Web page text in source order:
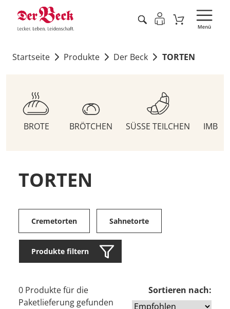
Startseite Produkte Der Beck TORTEN
BROTE BRÖTCHEN SÜSSE TEILCHEN
TORTEN
Cremetorten Sahnetorte
Produkte filtern
0 Produkte für die
Paketlieferung gefunden
Sortieren nach: